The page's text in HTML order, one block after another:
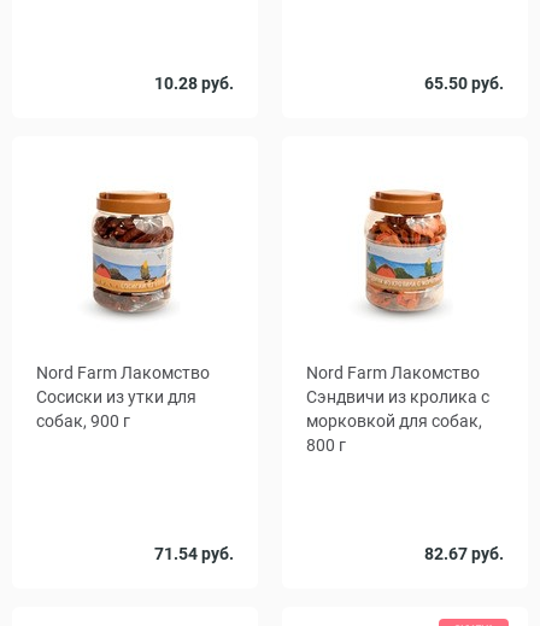
10.28 руб.
1 25 65.50 руб.
Nord Farm Лакомство
Сосиски из утки для
собак, 900 г
71.54 руб.
Nord Farm Лакомство
Сэндвичи из кролика с
морковкой для собак,
800 г
82.67 руб.